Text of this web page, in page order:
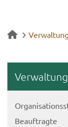
Verwaltung
Ver­wal­tung
Be­auf­trag­te